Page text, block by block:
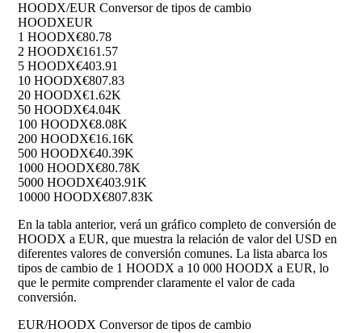
HOODX/EUR Conversor de tipos de cambio
HOODXEUR
1 HOODX€80.78
2 HOODX€161.57
5 HOODX€403.91
10 HOODX€807.83
20 HOODX€1.62K
50 HOODX€4.04K
100 HOODX€8.08K
200 HOODX€16.16K
500 HOODX€40.39K
1000 HOODX€80.78K
5000 HOODX€403.91K
10000 HOODX€807.83K
En la tabla anterior, verá un gráfico completo de conversión de
HOODX a EUR, que muestra la relación de valor del USD en
diferentes valores de conversión comunes. La lista abarca los
tipos de cambio de 1 HOODX a 10 000 HOODX a EUR, lo
que le permite comprender claramente el valor de cada
conversión.
EUR/HOODX Conversor de tipos de cambio